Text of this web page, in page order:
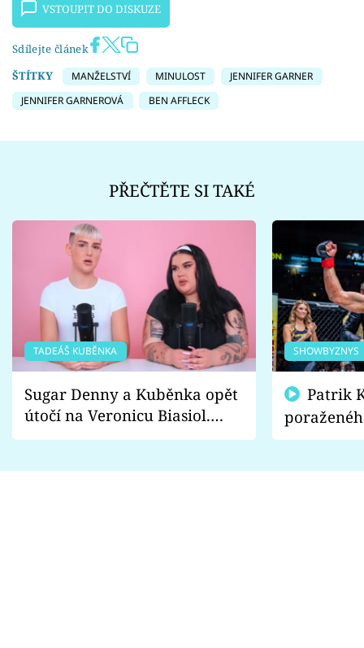
VSTOUPIT DO DISKUZE
Sdílejte článek
ŠTÍTKY
MANŽELSTVÍ MINULOST
JENNIFER GARNER
JENNIFER GARNEROVÁ
BEN AFFLECK
PŘEČTĚTE SI TAKÉ
TADEÁŠ KUBĚNKA
Sugar Denny a Kuběnka opět
útočí na Veronicu Biasiol.
Proč je podle nich falešná a
SHOWBYZNYS
fanoušci